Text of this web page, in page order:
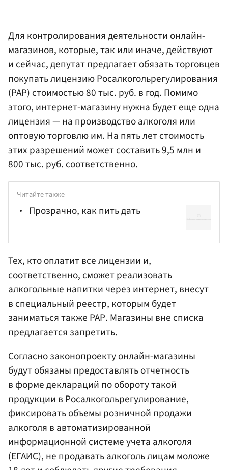
Для контролирования деятельности онлайн-
магазинов, которые, так или иначе, действуют
и сейчас, депутат предлагает обязать торговцев
покупать лицензию Росалкогольрегулирования
(РАР) стоимостью 80 тыс. руб. в год. Помимо
этого, интернет-магазину нужна будет еще одна
лицензия — на производство алкоголя или
оптовую торговлю им. На пять лет стоимость
этих разрешений может составить 9,5 млн и
800 тыс. руб. соответственно.
Читайте также
Прозрачно, как пить дать
Тех, кто оплатит все лицензии и,
соответственно, сможет реализовать
алкогольные напитки через интернет, внесут
в специальный реестр, которым будет
заниматься также РАР. Магазины вне списка
предлагается запретить.
Согласно законопроекту онлайн-магазины
будут обязаны предоставлять отчетность
в форме деклараций по обороту такой
продукции в Росалкогольрегулирование,
фиксировать объемы розничной продажи
алкоголя в автоматизированной
информационной системе учета алкоголя
(ЕГАИС), не продавать алкоголь лицам моложе